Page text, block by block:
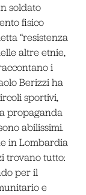
soldato
fisico
“resistenza
altre etnie,
i
Berizzi ha
sportivi,
propaganda
abilissimi.
in Lombardia
trovano tutto:
per il
e